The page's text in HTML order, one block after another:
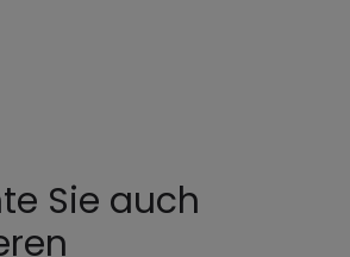
Sie auch